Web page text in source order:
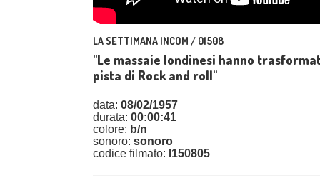
LA SETTIMANA INCOM / 01508
"Le massaie londinesi hanno
pista di Rock and roll"
data: 08/02/1957
durata: 00:00:41
colore: b/n
sonoro: sonoro
codice filmato: I150805